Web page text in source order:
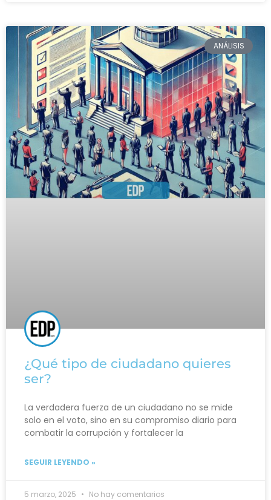
ANÁLISIS
¿Qué tipo de ciudadano quieres
ser?
La verdadera fuerza de un ciudadano no se mide
solo en el voto, sino en su compromiso diario para
combatir la corrupción y fortalecer la
SEGUIR LEYENDO »
5 marzo, 2025 No hay comentarios